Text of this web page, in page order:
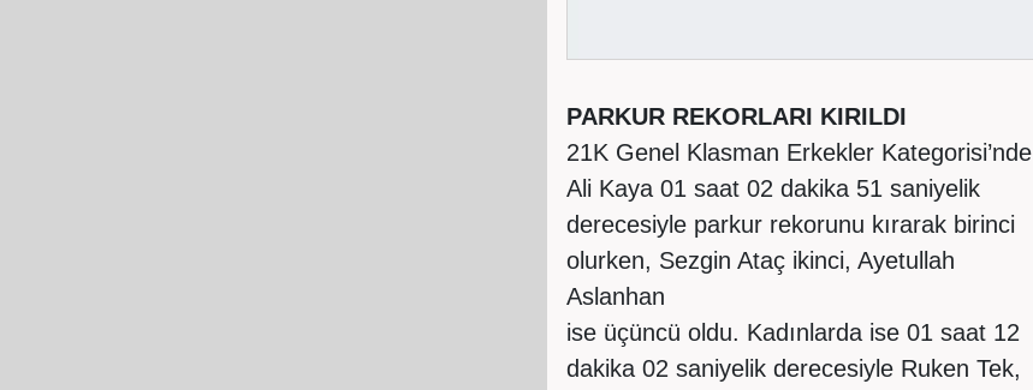
PARKUR REKORLARI KIRILDI
21K Genel Klasman Erkekler Kategorisi’nde
Ali Kaya 01 saat 02 dakika 51 saniyelik
derecesiyle parkur rekorunu kırarak birinci
olurken, Sezgin Ataç ikinci, Ayetullah
Aslanhan
ise üçüncü oldu. Kadınlarda ise 01 saat 12
dakika 02 saniyelik derecesiyle Ruken Tek,